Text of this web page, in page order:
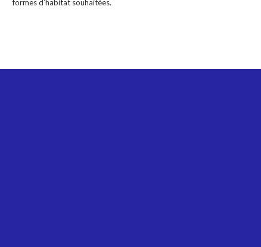
formes d’habitat souhaitées.